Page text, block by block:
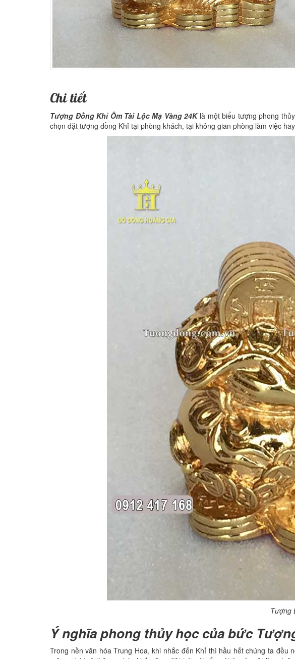
Chi tiết
Tượng Đồng Khỉ Ôm Tài Lộc Mạ Vàng 24Klà một biểu tượng phong
chọn đặt tượng đồng Khỉ tại phòng khách, tại không gian phòng làm việc
Tượng
Ý nghĩa phong thủy học của bức
Trong nền văn hóa Trung Hoa, khi nhắc đến Khỉ thì hầu hết chúng ta